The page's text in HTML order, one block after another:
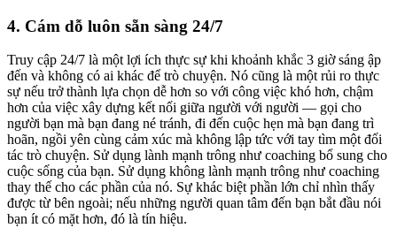
4. Cám dỗ luôn sẵn sàng 24/7
Truy cập 24/7 là một lợi ích thực sự khi khoảnh khắc 3 giờ sáng ập
đến và không có ai khác để trò chuyện. Nó cũng là một rủi ro thực
sự nếu trở thành lựa chọn dễ hơn so với công việc khó hơn, chậm
hơn của việc xây dựng kết nối giữa người với người — gọi cho
người bạn mà bạn đang né tránh, đi đến cuộc hẹn mà bạn đang trì
hoãn, ngồi yên cùng cảm xúc mà không lập tức với tay tìm một đối
tác trò chuyện. Sử dụng lành mạnh trông như coaching bổ sung cho
cuộc sống của bạn. Sử dụng không lành mạnh trông như coaching
thay thế cho các phần của nó. Sự khác biệt phần lớn chỉ nhìn thấy
được từ bên ngoài; nếu những người quan tâm đến bạn bắt đầu nói
bạn ít có mặt hơn, đó là tín hiệu.